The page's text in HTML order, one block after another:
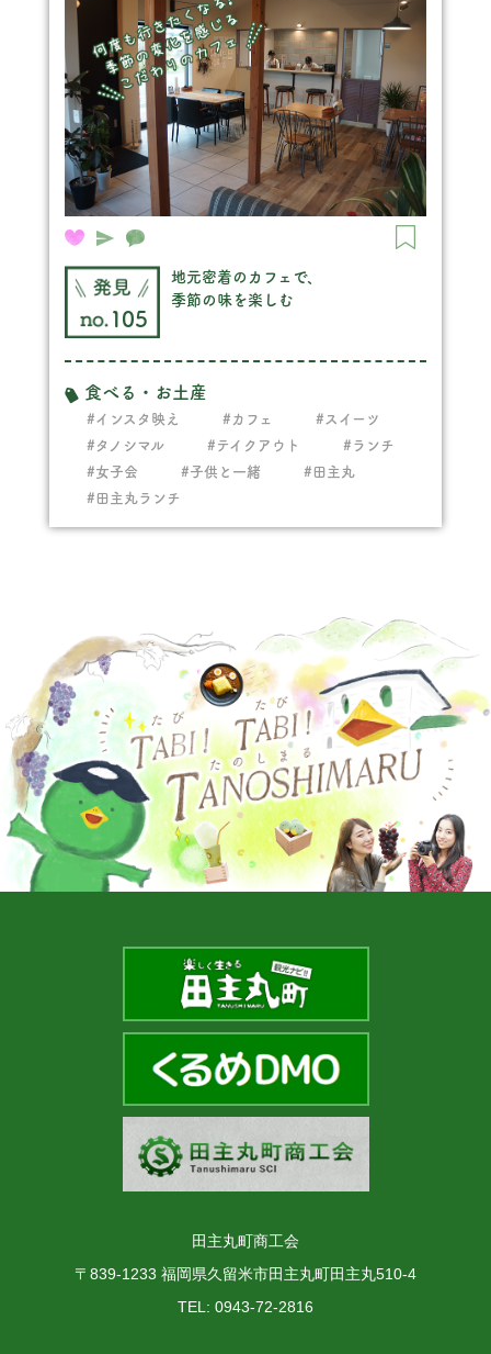
105
地元密着のカフェで、
季節の味を楽しむ
食べる・お土産
#インスタ映え #カフェ
#スイーツ
#タノシマル
#テイクアウト
#ランチ
#女子会
#子供と一緒
#田主丸
#田主丸ランチ
田主丸町商工会
〒839-1233 福岡県久留米市田主丸町田主丸510-4
TEL: 0943-72-2816